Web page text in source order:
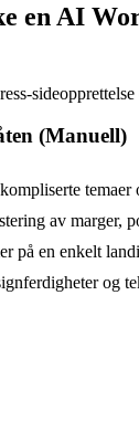
en AI
(Manuell)
temaer
av marger,
på en enkelt
og